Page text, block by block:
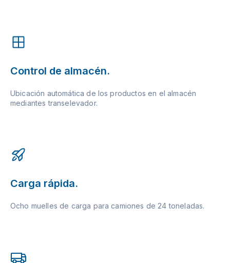
Control de almacén.
Ubicación automática de los productos en el almacén
mediantes transelevador.
Carga rápida.
Ocho muelles de carga para camiones de 24 toneladas.